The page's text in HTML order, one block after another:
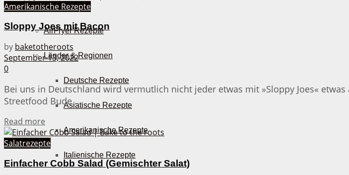
Pizza & Co.
AirFryer Rezepte
Länder & Regionen
Deutsche Rezepte
Asiatische Rezepte
Amerikanische Rezepte
Italienische Rezepte
Amerikanische Rezepte
Sloppy Joes mit Bacon
by baketotheroots
September 13, 2022
0
Bei uns in Deutschland wird vermutlich nicht jeder etwas mit »Sloppy Joes«
Streetfood Bude ...
Read more
Salatrezepte
Einfacher Cobb Salad (Gemischter Salat)